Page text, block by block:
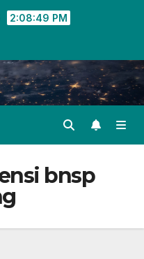
2:08:50 PM
bnsp